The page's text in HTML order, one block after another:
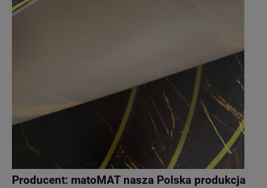
Producent: matoMAT nasza Polska produkcja